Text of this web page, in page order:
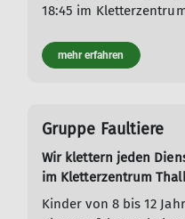
18:45 im
mehr erfahren
Gruppe Faultiere
Wir klettern jeden
im Kletterzentrum
Kinder von 8 bis 12